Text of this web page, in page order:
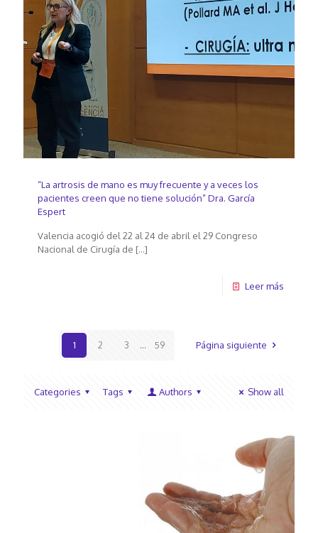
“La artrosis de mano es muy frecuente y a veces los
pacientes creen que no tiene solución” Dra. García
Espert
Valencia acogió del 22 al 24 de abril el 29 Congreso
Nacional de Cirugía de […]
Leer más
1 2 3 ... 59 Página siguiente
Categories Tags Authors Show all